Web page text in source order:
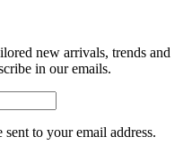
new arrivals, trends and
in our emails.
to your email address.